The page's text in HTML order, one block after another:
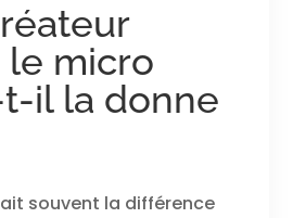
le micro
il la donne
souvent la différence